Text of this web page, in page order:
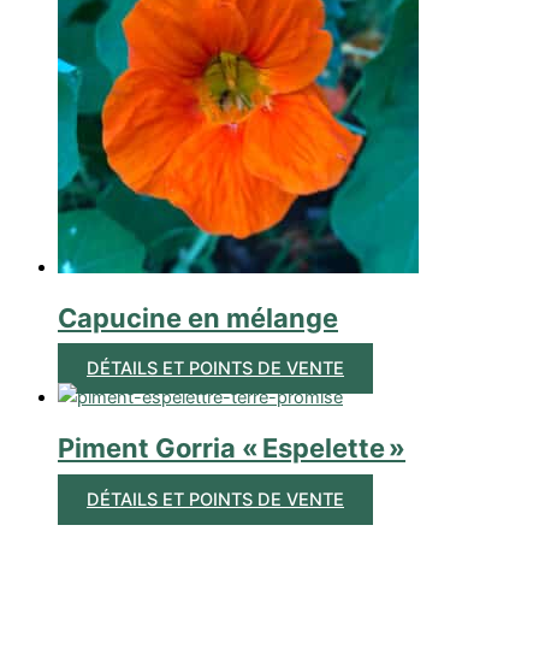
Capucine en mélange
DÉTAILS ET POINTS DE VENTE
Piment Gorria « Espelette »
DÉTAILS ET POINTS DE VENTE